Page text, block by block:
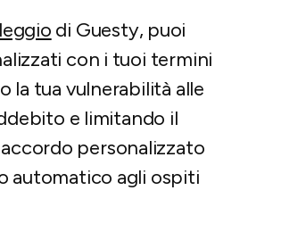
di Guesty, puoi
con i tuoi termini
la tua vulnerabilità alle
e limitando il
personalizzato
automatico agli ospiti